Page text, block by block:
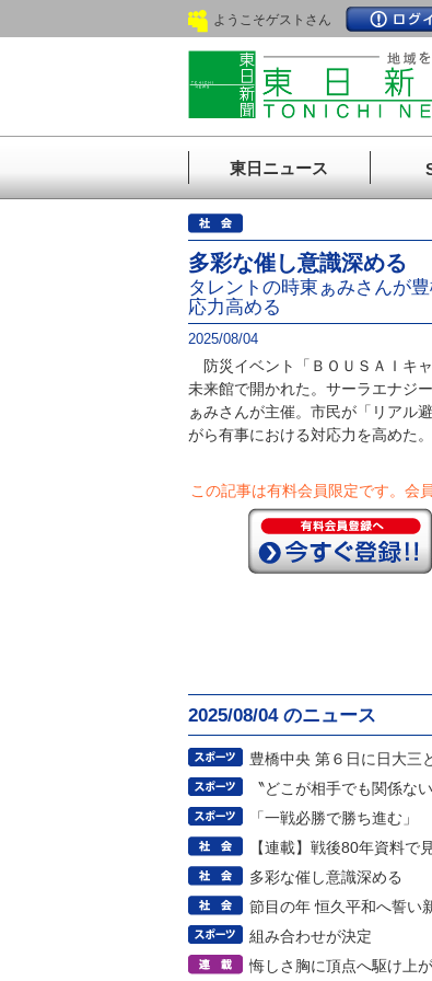
ようこそゲストさん
東日ニュース
多彩な催し意識深める
タレントの時東ぁみさんが
応力高める
2025/08/04
防災イベント「ＢＯＵＳＡＩキ
未来館で開かれた。サーラエナジ
ぁみさんが主催。市民が「リアル
がら有事における対応力を高めた
この記事は有料会員限定です。 会
2025/08/04 のニュース
豊橋中央 第６日に日大三
〝どこが相手でも関係ない
「一戦必勝で勝ち進む」
【連載】戦後80年資料で
多彩な催し意識深める
節目の年 恒久平和へ誓い
組み合わせが決定
悔しさ胸に頂点へ駆け上